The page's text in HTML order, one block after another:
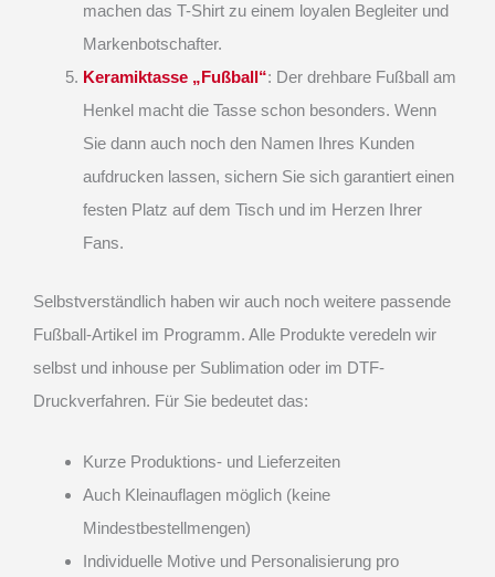
machen das T-Shirt zu einem loyalen Begleiter und
Markenbotschafter.
Keramiktasse „Fußball“: Der drehbare Fußball am
Henkel macht die Tasse schon besonders. Wenn
Sie dann auch noch den Namen Ihres Kunden
aufdrucken lassen, sichern Sie sich garantiert einen
festen Platz auf dem Tisch und im Herzen Ihrer
Fans.
Selbstverständlich haben wir auch noch weitere passende
Fußball-Artikel im Programm. Alle Produkte veredeln wir
selbst und inhouse per Sublimation oder im DTF-
Druckverfahren. Für Sie bedeutet das:
Kurze Produktions- und Lieferzeiten
Auch Kleinauflagen möglich (keine
Mindestbestellmengen)
Individuelle Motive und Personalisierung pro